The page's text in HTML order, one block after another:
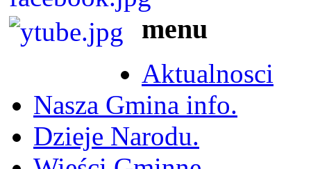
menu
Aktualnosci
Nasza Gmina info.
Dzieje Narodu.